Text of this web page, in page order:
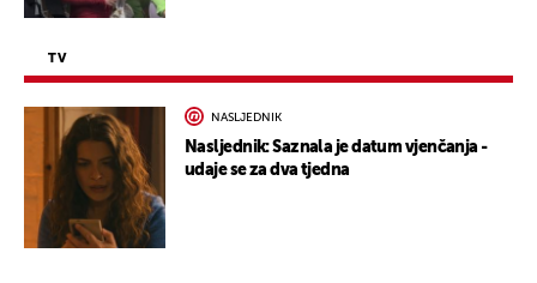
TV
NASLJEDNIK
Nasljednik: Saznala je datum vjenčanja -
udaje se za dva tjedna